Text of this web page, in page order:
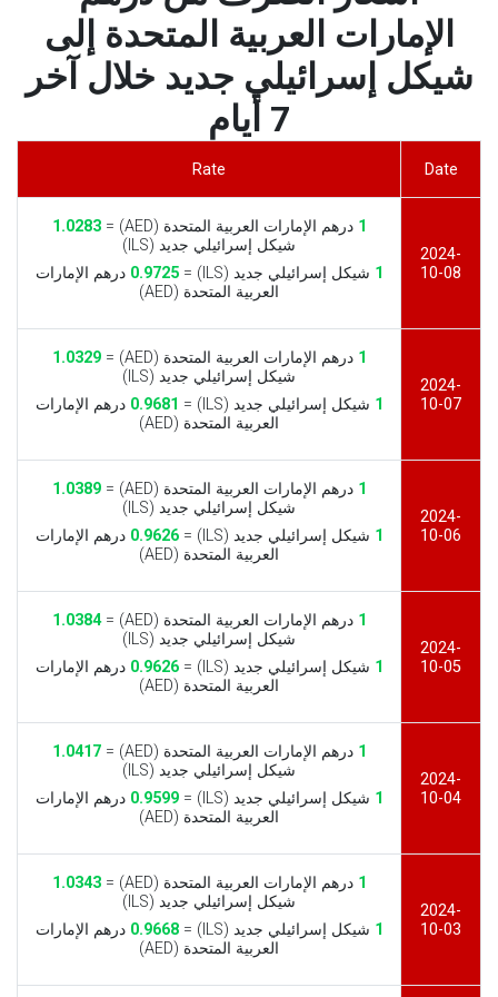
الإمارات العربية المتحدة إلى
شيكل إسرائيلي جديد خلال آخر
7 أيام
Date
Rate
2024-
10-08
1 درهم الإمارات العربية المتحدة (AED) =
1.0283
شيكل إسرائيلي جديد (ILS)
1 شيكل إسرائيلي جديد (ILS) = 0.9725 درهم الإمارات
العربية المتحدة (AED)
2024-
10-07
1 درهم الإمارات العربية المتحدة (AED) =
1.0329
شيكل إسرائيلي جديد (ILS)
1 شيكل إسرائيلي جديد (ILS) = 0.9681 درهم الإمارات
العربية المتحدة (AED)
2024-
10-06
1 درهم الإمارات العربية المتحدة (AED) =
1.0389
شيكل إسرائيلي جديد (ILS)
1 شيكل إسرائيلي جديد (ILS) = 0.9626 درهم الإمارات
العربية المتحدة (AED)
2024-
10-05
1 درهم الإمارات العربية المتحدة (AED) =
1.0384
شيكل إسرائيلي جديد (ILS)
1 شيكل إسرائيلي جديد (ILS) = 0.9626 درهم الإمارات
العربية المتحدة (AED)
2024-
10-04
1 درهم الإمارات العربية المتحدة (AED) =
1.0417
شيكل إسرائيلي جديد (ILS)
1 شيكل إسرائيلي جديد (ILS) = 0.9599 درهم الإمارات
العربية المتحدة (AED)
2024-
10-03
1 درهم الإمارات العربية المتحدة (AED) =
1.0343
شيكل إسرائيلي جديد (ILS)
1 شيكل إسرائيلي جديد (ILS) = 0.9668 درهم الإمارات
العربية المتحدة (AED)